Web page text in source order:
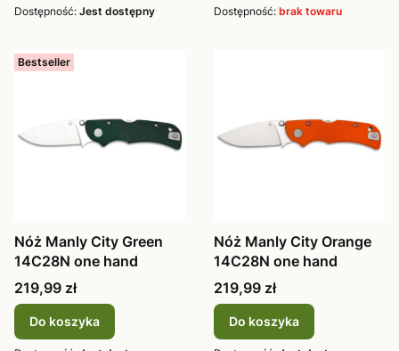
Dostępność: Jest dostępny Dostępność: brak towaru
Bestseller
Nóż Manly City Green
14C28N one hand
Cena
219,99 zł
Do koszyka
Nóż Manly City Orange
14C28N one hand
Cena
219,99 zł
Do koszyka